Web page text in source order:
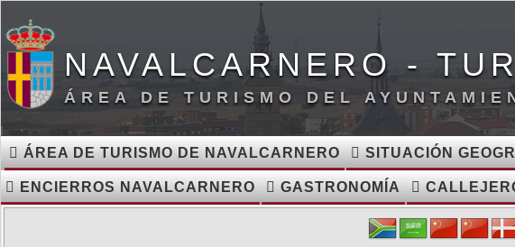
NAVALCARNERO -
ÁREA DE TURISMO DEL
ÁREA DE TURISMO DE NAVALCARNERO SITUACIÓN
ENCIERROS NAVALCARNERO GASTRONOMÍA